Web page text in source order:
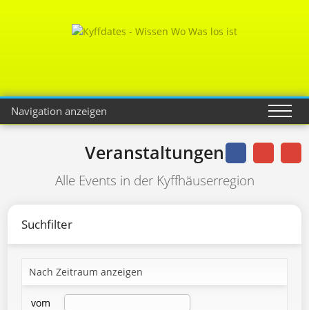
Navigation anzeigen
Veranstaltungen
Alle Events in der Kyffhäuserregion
Suchfilter
Nach Zeitraum anzeigen
vom